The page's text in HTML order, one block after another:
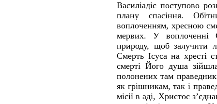
Василіадіс поступово
плану спасіння.
воплоченням, хресною
мервих. У
природу, щоб залучити
Смерть Ісуса на хресті
смерті Його душа
полонених там
як грішникам, так і
місії в аді, Христос